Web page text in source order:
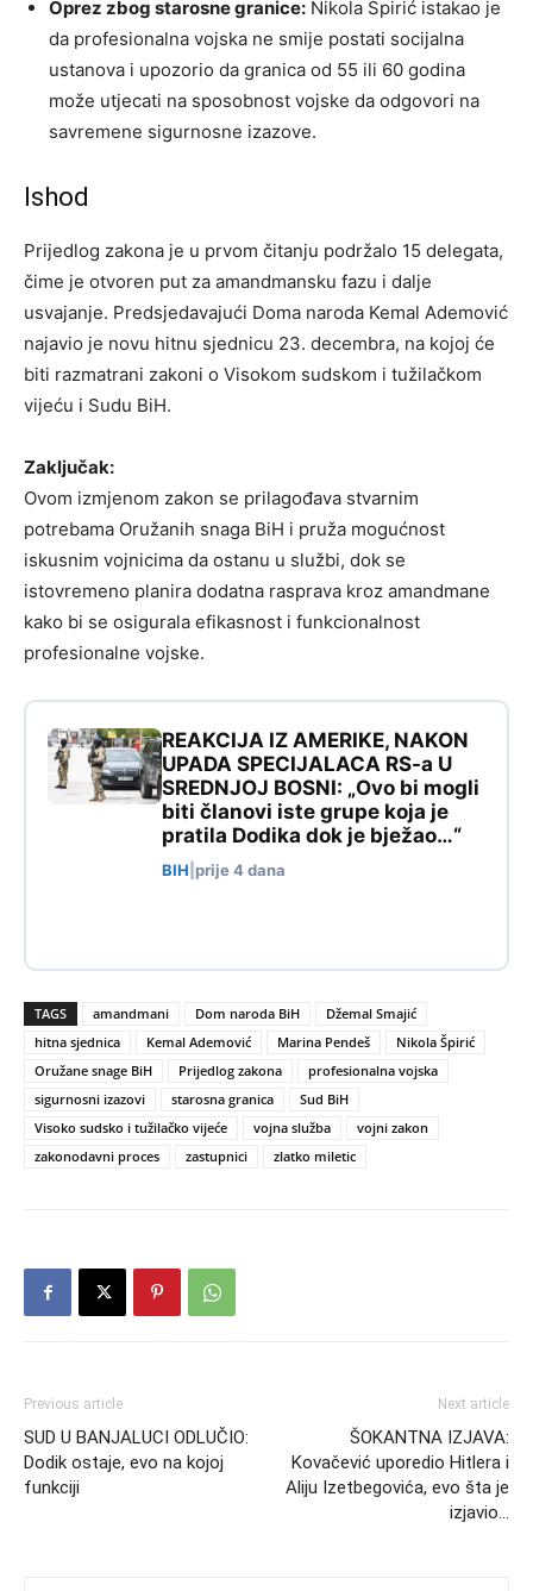
Oprez zbog starosne granice: Nikola Špirić istakao je
da profesionalna vojska ne smije postati socijalna
ustanova i upozorio da granica od 55 ili 60 godina
može utjecati na sposobnost vojske da odgovori na
savremene sigurnosne izazove.
Ishod
Prijedlog zakona je u prvom čitanju podržalo 15 delegata,
čime je otvoren put za amandmansku fazu i dalje
usvajanje. Predsjedavajući Doma naroda Kemal Ademović
najavio je novu hitnu sjednicu 23. decembra, na kojoj će
biti razmatrani zakoni o Visokom sudskom i tužilačkom
vijeću i Sudu BiH.
Zaključak:
Ovom izmjenom zakon se prilagođava stvarnim
potrebama Oružanih snaga BiH i pruža mogućnost
iskusnim vojnicima da ostanu u službi, dok se
istovremeno planira dodatna rasprava kroz amandmane
kako bi se osigurala efikasnost i funkcionalnost
profesionalne vojske.
REAKCIJA IZ AMERIKE, NAKON
UPADA SPECIJALACA RS-a U
SREDNJOJ BOSNI: „Ovo bi mogli
biti članovi iste grupe koja je
pratila Dodika dok je bježao…“
BIH prije 4 dana
TAGS amandmani Dom naroda BiH
Džemal Smajić
hitna sjednica
Kemal Ademović Marina Pendeš
Nikola Špirić
Oružane snage BiH
Prijedlog zakona
profesionalna vojska
sigurnosni izazovi
starosna granica
Sud BiH
Visoko sudsko i tužilačko vijeće
vojna služba
vojni zakon
zakonodavni proces
zastupnici zlatko miletic
Previous article
SUD U BANJALUCI ODLUČIO:
Dodik ostaje, evo na kojoj
funkciji
Next article
ŠOKANTNA IZJAVA:
Kovačević uporedio Hitlera i
Aliju Izetbegovića, evo šta je
izjavio…